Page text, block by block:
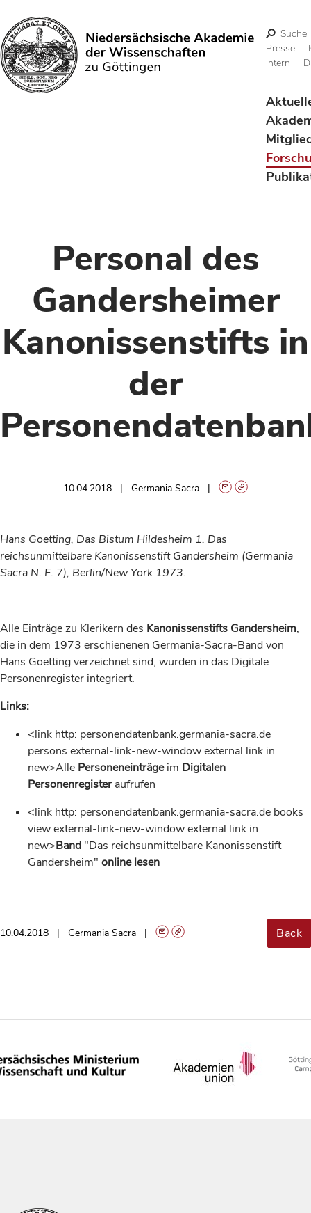
Suchen
Suche
Presse
Intern
Personal des
Gandersheimer
Kanonissenstifts in
der
10.04.2018 Germania Sacra
Hans Goetting, Das Bistum Hildesheim 1. Das
reichsunmittelbare Kanonissenstift Gandersheim (Germania
Sacra N. F. 7), Berlin/New York 1973.
Alle Einträge zu Klerikern des Kanonissenstifts Gandersheim,
die in dem 1973 erschienenen Germania-Sacra-Band von
Hans Goetting verzeichnet sind, wurden in das Digitale
Personenregister integriert.
Links:
<link http: personendatenbank.germania-sacra.de
persons external-link-new-window external link in
new>Alle Personeneinträgeim Digitalen
Personenregisteraufrufen
<link http: personendatenbank.germania-sacra.de books
view external-link-new-window external link in
new>Band "Das reichsunmittelbare Kanonissenstift
Gandersheim" online lesen
10.04.2018 Germania Sacra Back